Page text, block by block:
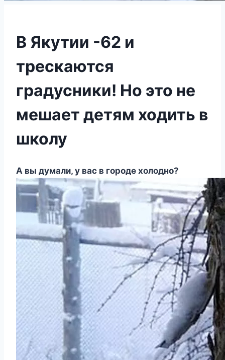
В Якутии -62 и
трескаются
градусники! Но это не
мешает детям ходить в
школу
А вы думали, у вас в городе холодно?